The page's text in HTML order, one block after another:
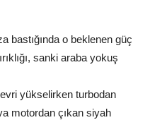
bastığında o beklenen güç
sanki araba yokuş
yükselirken turbodan
motordan çıkan siyah